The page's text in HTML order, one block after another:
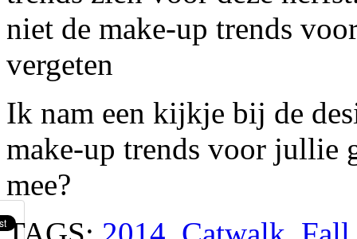
niet de make-up trends
vergeten
Ik nam een kijkje bij de
make-up trends voor jullie
mee?